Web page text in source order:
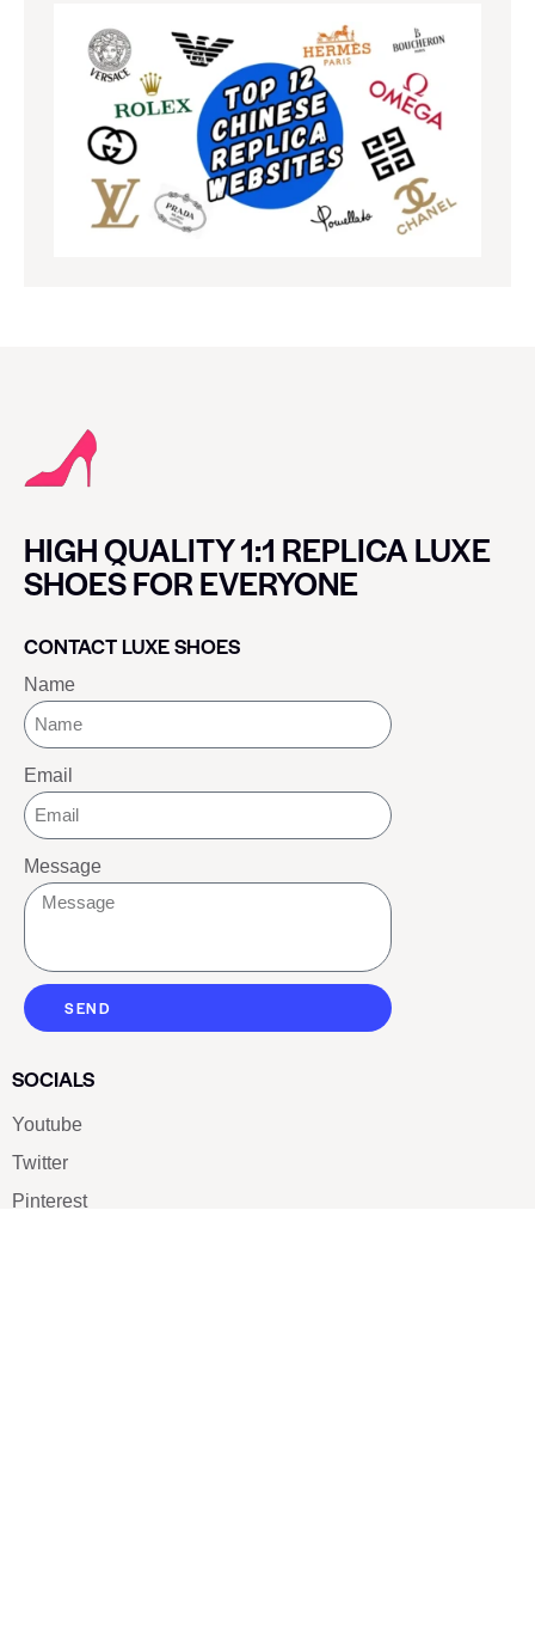
HIGH QUALITY 1:1 REPLICA LUXE
SHOES FOR EVERYONE
CONTACT LUXE SHOES
Name
Email
Message
SEND
SOCIALS
Youtube
Twitter
Pinterest